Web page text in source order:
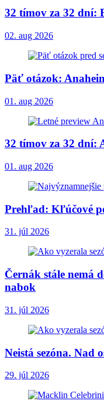
32 tímov za 32 dní:
02. aug 2026
Päť otázok:
01. aug 2026
32 tímov za 32 dní:
01. aug 2026
Prehľad: Kľúčové
31. júl 2026
Černák stále nemá
nabok
31. júl 2026
Neistá sezóna. Nad
29. júl 2026